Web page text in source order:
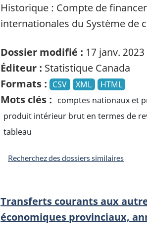
Historique : Compte de
internationales du Système de
Dossier modifié : 17 janv. 2023
Éditeur : Statistique Canada
Formats : CSV XML HTML
Mots clés : comptes nationaux et
produit intérieur brut en termes de
tableau
Recherchez des dossiers similaires
Transferts courants aux
économiques provinciaux,